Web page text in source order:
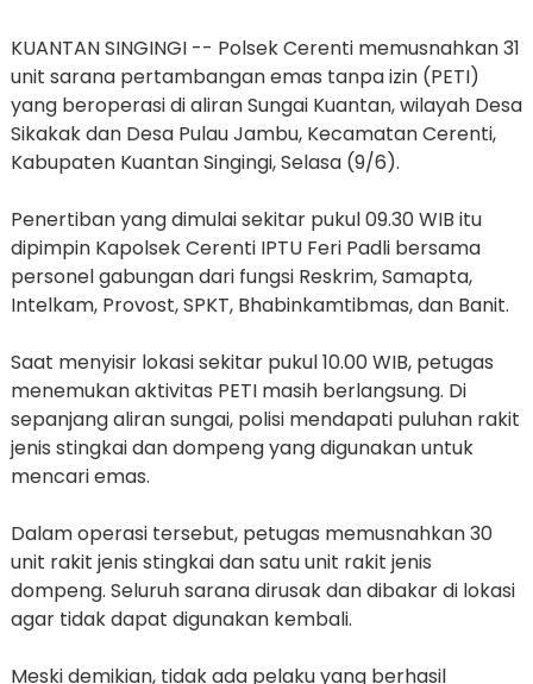
KUANTAN SINGINGI -- Polsek Cerenti memusnahkan 31
unit sarana pertambangan emas tanpa izin (PETI)
yang beroperasi di aliran Sungai Kuantan, wilayah Desa
Sikakak dan Desa Pulau Jambu, Kecamatan Cerenti,
Kabupaten Kuantan Singingi, Selasa (9/6).
Penertiban yang dimulai sekitar pukul 09.30 WIB itu
dipimpin Kapolsek Cerenti IPTU Feri Padli bersama
personel gabungan dari fungsi Reskrim, Samapta,
Intelkam, Provost, SPKT, Bhabinkamtibmas, dan Banit.
Saat menyisir lokasi sekitar pukul 10.00 WIB, petugas
menemukan aktivitas PETI masih berlangsung. Di
sepanjang aliran sungai, polisi mendapati puluhan rakit
jenis stingkai dan dompeng yang digunakan untuk
mencari emas.
Dalam operasi tersebut, petugas memusnahkan 30
unit rakit jenis stingkai dan satu unit rakit jenis
dompeng. Seluruh sarana dirusak dan dibakar di lokasi
agar tidak dapat digunakan kembali.
Meski demikian, tidak ada pelaku yang berhasil